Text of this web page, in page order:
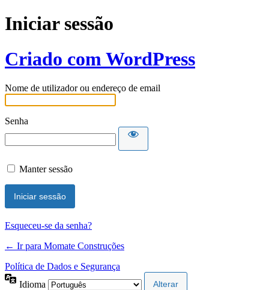
Iniciar sessão
Criado com WordPress
Nome de utilizador ou endereço de email
Senha
Manter sessão
Esqueceu-se da senha?
← Ir para Momate Construções
Política de Dados e Segurança
Idioma